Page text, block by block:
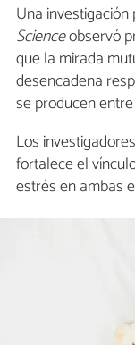
Una
Scienceobservó
que la mirada
desencadena
se producen
Los
fortalece el
estrés en ambas